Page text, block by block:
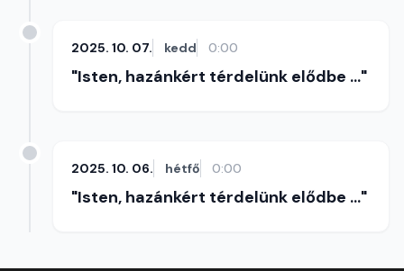
2025. 10. 07. kedd 0:00
"Isten, hazánkért térdelünk elődbe ..."
2025. 10. 06. hétfő 0:00
"Isten, hazánkért térdelünk elődbe ..."